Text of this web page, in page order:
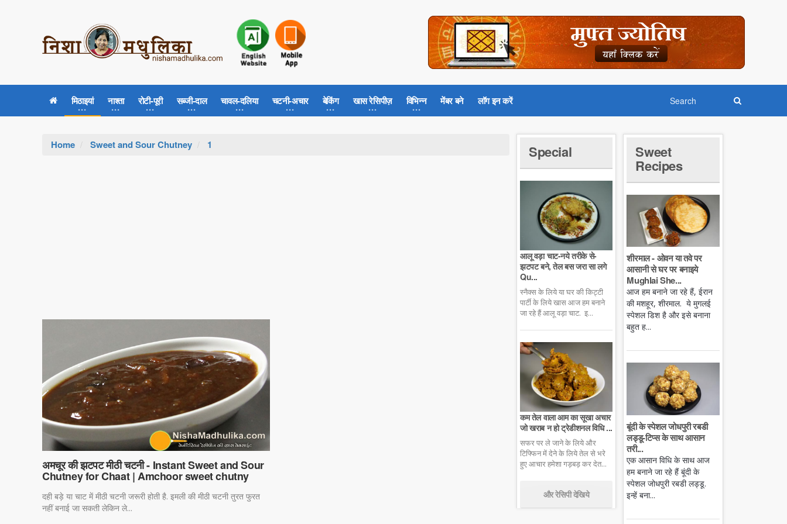
मिठाइयां नाश्ता रोटी-पूरी सब्जी-दाल चावल-दलिया चटनी-अचार बेकिंग खास रेसिपीज़ विभिन्न मेंबर बने लॉग इन करें
Home Sweet and Sour Chutney 1
अमचूर की झटपट मीठी चटनी - Instant Sweet and Sour
Chutney for Chaat | Amchoor sweet chutny
दही बड़े या चाट में मीठी चटनी जरूरी होती है. इमली की मीठी चटनी तुरत फुरत
नहीं बनाई जा सकती लेकिन ले...
Special
आलू वड़ा चाट-नये तरीके से-
झटपट बने, तेल बस जरा सा लगे
Qu...
स्नैक्स के लिये या घर की किट्टी
पार्टी के लिये खास आज हम बनाने
जा रहे हैं आलू वड़ा चाट. इ...
कम तेल वाला आम का सूखा अचार
जो खराब न हो ट्रेडीशनल विधि ...
सफर पर ले जाने के लिये और
टिफ्फिन में देने के लिये तेल से भरे
हुए आचार हमेशा गड़बड़ कर देत...
और रेसिपी देखिये
Sweet
Recipes
शीरमाल - ओवन या तवे पर
आसानी से घर पर बनाइये
Mughlai She...
आज हम बनाने जा रहे हैं, ईरान
की मशहूर, शीरमाल. ये मुगलई
स्पेशल डिश है और इसे बनाना
बहुत ह...
बूंदी के स्पेशल जोधपुरी रबडी
लड्डू-टिप्स के साथ आसान
तरी...
एक आसान विधि के साथ आज
हम बनाने जा रहे हैं बूंदी के
स्पेशल जोधपुरी रबडी लड्डू.
इन्हें बना...